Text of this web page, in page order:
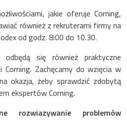
jakie oferuje Corning,
również z rekruterami firmy na
od godz. 8:00 do 10.30.
się również praktyczne
Zachęcamy do wzięcia w
okazja, żeby sprawdzić zdobytą
ekspertów Corning.
rozwiazywanie problemów